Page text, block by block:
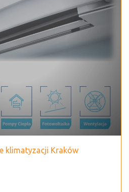
klimatyzacji Kraków